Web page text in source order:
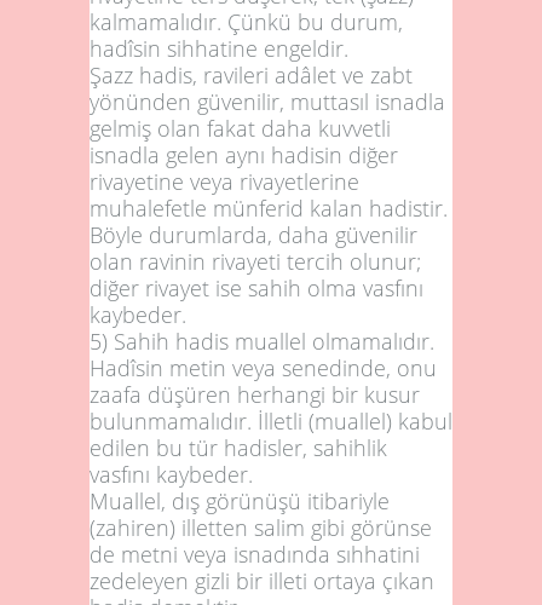
kalmamalıdır. Çünkü bu durum,
hadîsin sihhatine engeldir.
Şazz hadis, ravileri adâlet ve zabt
yönünden güvenilir, muttasıl isnadla
gelmiş olan fakat daha kuvvetli
isnadla gelen aynı hadisin diğer
rivayetine veya rivayetlerine
muhalefetle münferid kalan hadistir.
Böyle durumlarda, daha güvenilir
olan ravinin rivayeti tercih olunur;
diğer rivayet ise sahih olma vasfını
kaybeder.
5) Sahih hadis muallel olmamalıdır.
Hadîsin metin veya senedinde, onu
zaafa düşüren herhangi bir kusur
bulunmamalıdır. İlletli (muallel) kabul
edilen bu tür hadisler, sahihlik
vasfını kaybeder.
Muallel, dış görünüşü itibariyle
(zahiren) illetten salim gibi görünse
de metni veya isnadında sıhhatini
zedeleyen gizli bir illeti ortaya çıkan